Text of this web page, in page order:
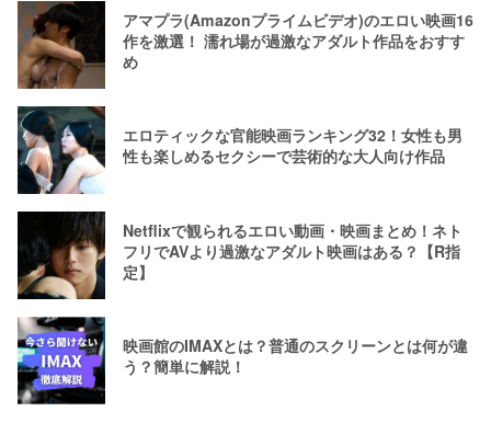
アマプラ(Amazonプライムビデオ)のエロい映画16
作を激選！ 濡れ場が過激なアダルト作品をおすす
め
エロティックな官能映画ランキング32！女性も男
性も楽しめるセクシーで芸術的な大人向け作品
Netflixで観られるエロい動画・映画まとめ！ネト
フリでAVより過激なアダルト映画はある？【R指
定】
映画館のIMAXとは？普通のスクリーンとは何が違
う？簡単に解説！